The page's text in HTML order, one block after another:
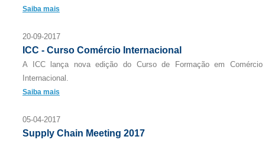
Saiba mais
20-09-2017
ICC - Curso Comércio Internacional
A ICC lança nova edição do Curso de Formação em Comércio
Internacional.
Saiba mais
05-04-2017
Supply Chain Meeting 2017